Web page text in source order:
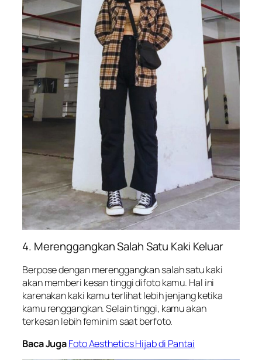
4. Merenggangkan Salah Satu Kaki Keluar
Berpose dengan merenggangkan salah satu kaki
akan memberi kesan tinggi difoto kamu. Hal ini
karenakan kaki kamu terlihat lebih jenjang ketika
kamu renggangkan. Selain tinggi, kamu akan
terkesan lebih feminim saat berfoto.
Baca JugaFoto Aesthetics Hijab di Pantai